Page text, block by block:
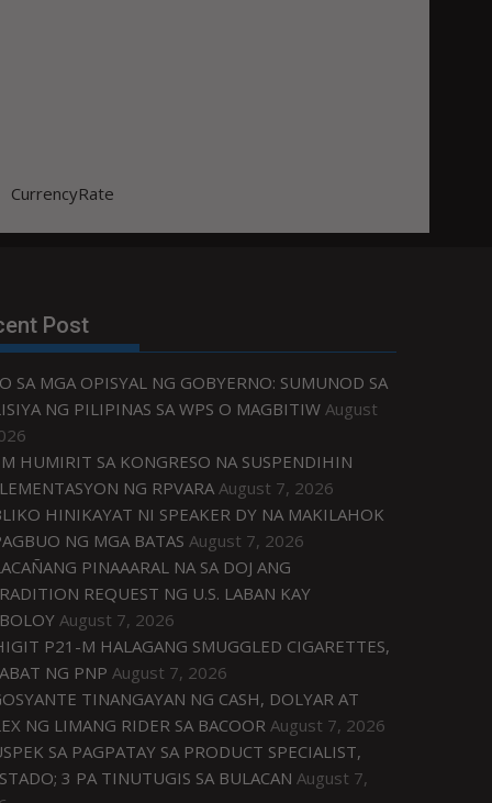
CurrencyRate
Post
SA MGA OPISYAL NG GOBYERNO: SUMUNOD SA
NG PILIPINAS SA WPS O MAGBITIW August
HUMIRIT SA KONGRESO NA SUSPENDIHIN
NG RPVARA August 7, 2026
HINIKAYAT NI SPEAKER DY NA MAKILAHOK
NG MGA BATAS August 7, 2026
PINAAARAL NA SA DOJ ANG
REQUEST NG U.S. LABAN KAY
August 7, 2026
P21-M HALAGANG SMUGGLED CIGARETTES,
NG PNP August 7, 2026
TINANGAYAN NG CASH, DOLYAR AT
NG LIMANG RIDER SA BACOOR August 7, 2026
SA PAGPATAY SA PRODUCT SPECIALIST,
3 PA TINUTUGIS SA BULACAN August 7,